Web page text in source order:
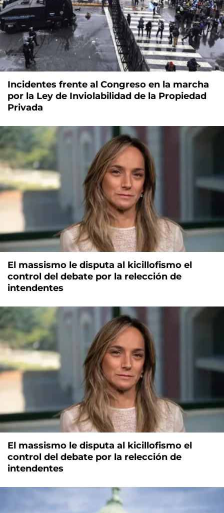
Incidentes frente al Congreso en la marcha
por la Ley de Inviolabilidad de la Propiedad
Privada
El massismo le disputa al kicillofismo el
control del debate por la relección de
intendentes
El massismo le disputa al kicillofismo el
control del debate por la relección de
intendentes